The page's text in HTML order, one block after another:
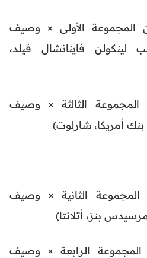
الفائز من المجموعة الأولى × وصيف
لينكولن فاينانشال فيلد،
من المجموعة الثالثة × وصيف
أمريكا، شارلوت)
من المجموعة الثانية × وصيف
بنز، أتلانتا)
من المجموعة الرابعة × وصيف